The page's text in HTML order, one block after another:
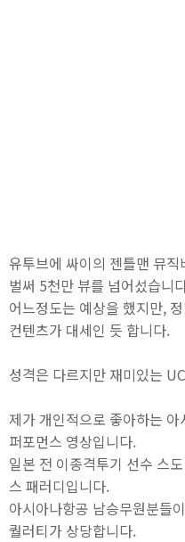
유투브에 싸이의 젠틀맨 뮤
벌써 5천만 뷰를 넘어섰습니
어느정도는 예상을 했지만,
컨텐츠가 대세인 듯 합니다.
성격은 다르지만 재미있는
제가 개인적으로 좋아하는
퍼포먼스 영상입니다.
일본 전 이종격투기 선수 스
스 패러디입니다.
아시아나항공 남승무원분들
퀄러티가 상당합니다.